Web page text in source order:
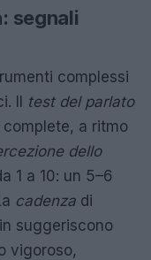
segnali
complessi
Il test del parlato
a ritmo
dello
1 a 10: un 5–6
cadenza di
suggeriscono
vigoroso,